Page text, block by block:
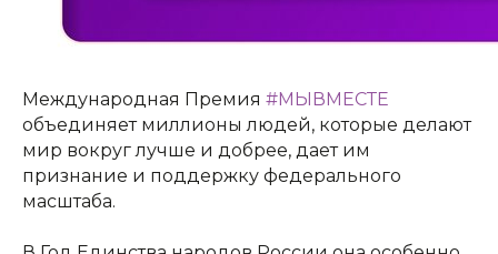
Международная Премия #МЫВМЕСТЕ
объединяет миллионы людей, которые делают
мир вокруг лучше и добрее, дает им
признание и поддержку федерального
масштаба.